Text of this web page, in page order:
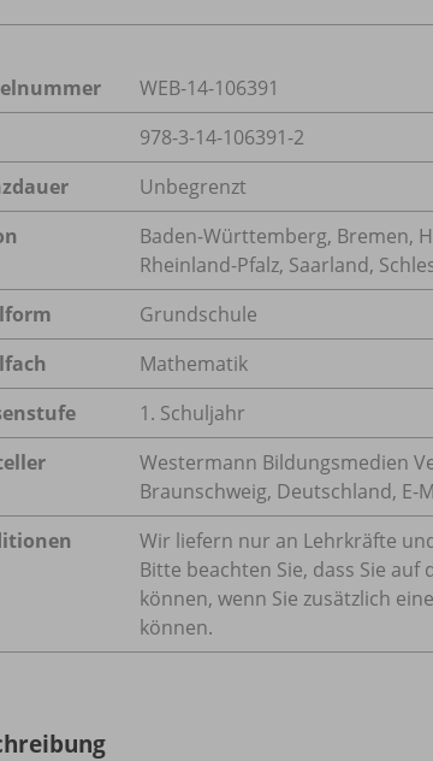
WEB-14-106391
978-3-14-106391-2
Unbegrenzt
Baden-Württemberg, Bremen,
Rheinland-Pfalz, Saarland,
Grundschule
Mathematik
1. Schuljahr
Westermann Bildungsmedien
Braunschweig, Deutschland, E-
Wir liefern nur an Lehrkräfte
Bitte beachten Sie, dass Sie
können, wenn Sie zusätzlich
können.